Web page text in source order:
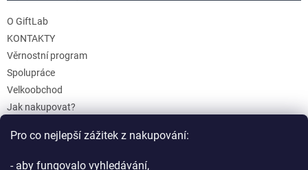
Pro co nejlepší zážitek z nakupování:
- aby fungovalo vyhledávání,
O GiftLab
KONTAKTY
Věrnostní program
Spolupráce
Velkoobchod
Jak nakupovat?
Reklamace a Vrácení